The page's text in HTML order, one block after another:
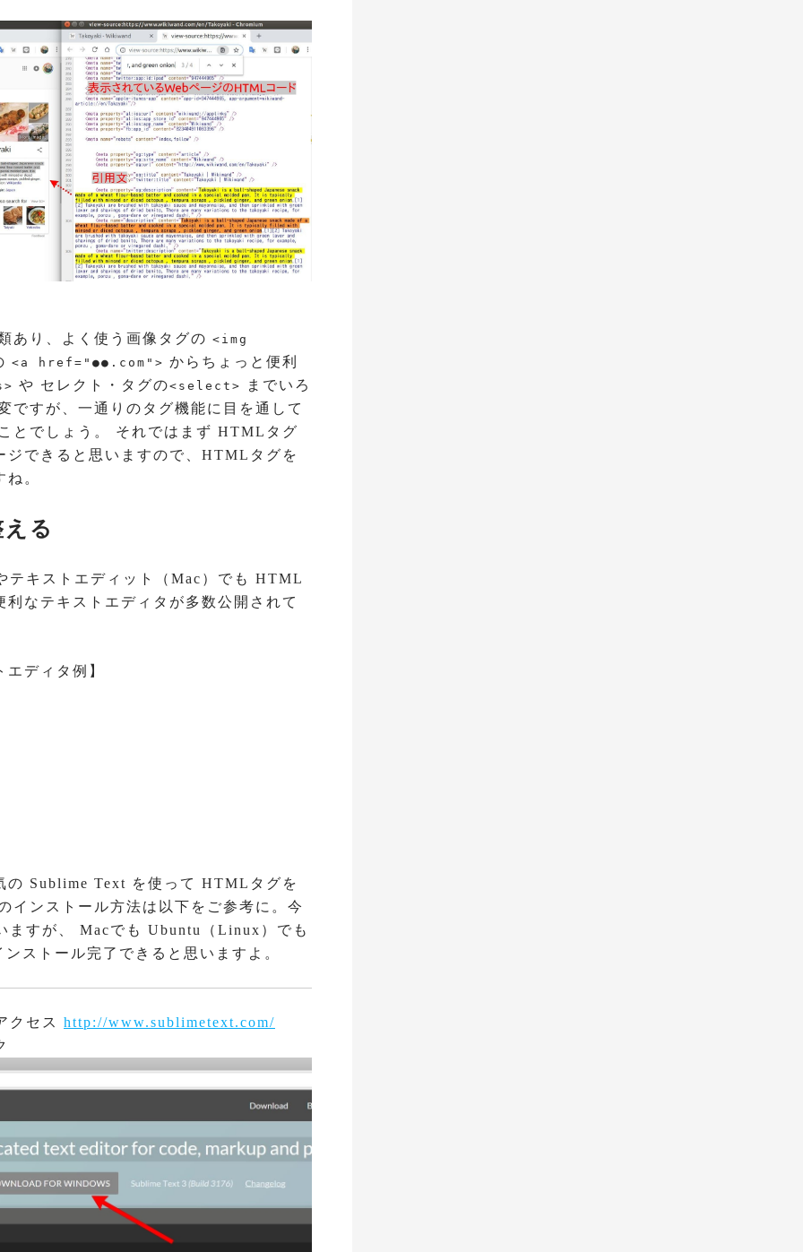
あり、よく使う画像タグの <img
<a href="●●.com"> からちょっと便利
や セレクト・タグの<select>
までいろ
ですが、一通りのタグ機能に目を通して
とでしょう。 それではまず HTMLタグ
ジできると思いますので、HTMLタグを
。
る
テキストエディット（Mac）でも HTML
なテキストエディタが多数公開されて
ディタ例】
の Sublime Text を使って HTMLタグを
インストール方法は以下をご参考に。今
ますが、 Macでも Ubuntu（Linux）でも
ストール完了できると思いますよ。
クセス http://www.sublimetext.com/